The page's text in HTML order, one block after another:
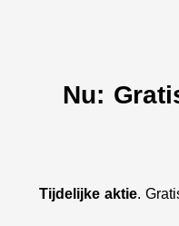
Nu:
Tijdelijke aktie.